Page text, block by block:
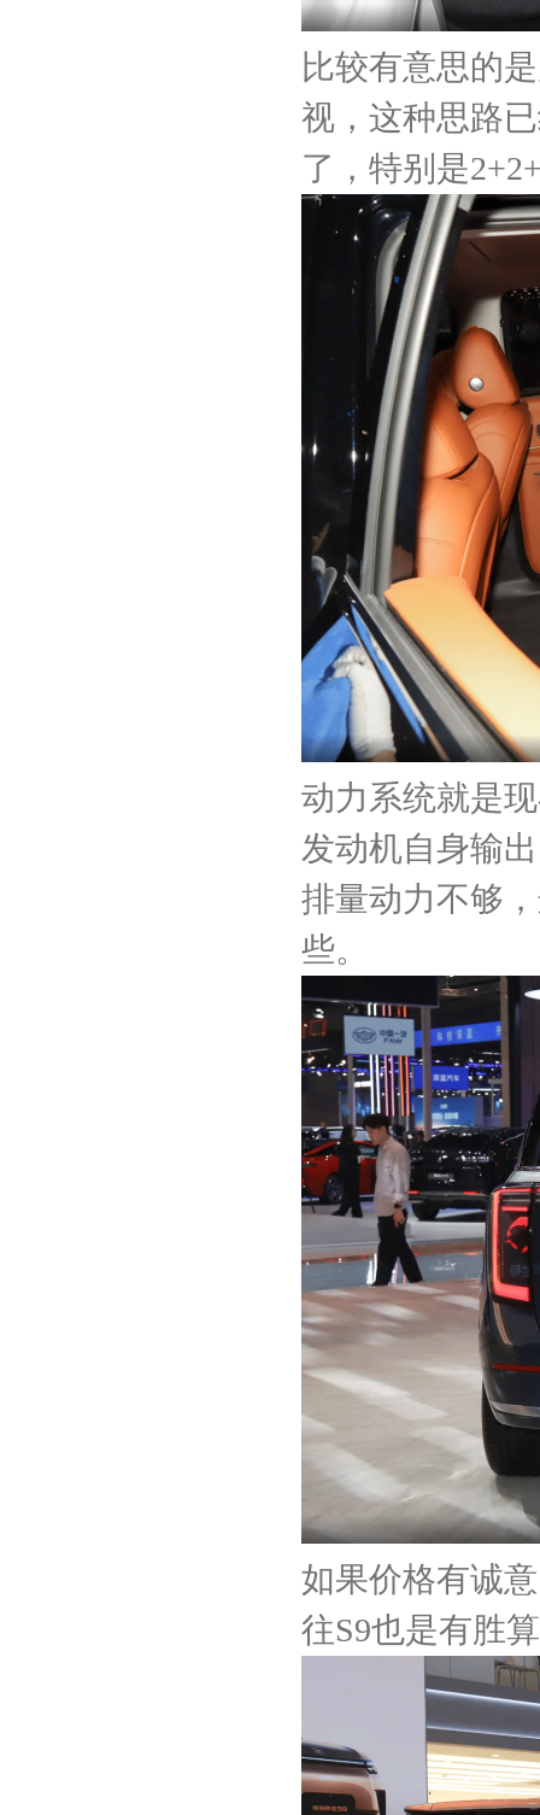
比较有意思的
视，这种思路
了，特别是
动力系统就是
发动机自身输
排量动力不够
些。
如果价格有诚
往S9也是有胜